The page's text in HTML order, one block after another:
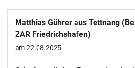
Matthias Gührer aus Tettnang
ZAR Friedrichshafen)
am 22.08.2025